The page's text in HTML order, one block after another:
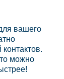
вашего
можно